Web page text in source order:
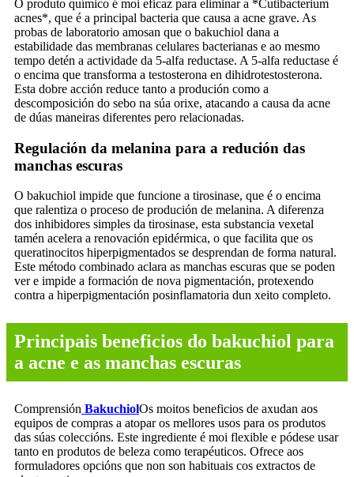
O produto químico é moi eficaz para eliminar a *Cutibacterium
acnes*, que é a principal bacteria que causa a acne grave. As
probas de laboratorio amosan que o bakuchiol dana a
estabilidade das membranas celulares bacterianas e ao mesmo
tempo detén a actividade da 5-alfa reductase. A 5-alfa reductase é
o encima que transforma a testosterona en dihidrotestosterona.
Esta dobre acción reduce tanto a produción como a
descomposición do sebo na súa orixe, atacando a causa da acne
de dúas maneiras diferentes pero relacionadas.
Regulación da melanina para a redución das
manchas escuras
O bakuchiol impide que funcione a tirosinase, que é o encima
que ralentiza o proceso de produción de melanina. A diferenza
dos inhibidores simples da tirosinase, esta substancia vexetal
tamén acelera a renovación epidérmica, o que facilita que os
queratinocitos hiperpigmentados se desprendan de forma natural.
Este método combinado aclara as manchas escuras que se poden
ver e impide a formación de nova pigmentación, protexendo
contra a hiperpigmentación posinflamatoria dun xeito completo.
Principais beneficios do bakuchiol para
a acne e as manchas escuras
Comprensión BakuchiolOs moitos beneficios de axudan aos
equipos de compras a atopar os mellores usos para os produtos
das súas coleccións. Este ingrediente é moi flexible e pódese usar
tanto en produtos de beleza como terapéuticos. Ofrece aos
formuladores opcións que non son habituais cos extractos de